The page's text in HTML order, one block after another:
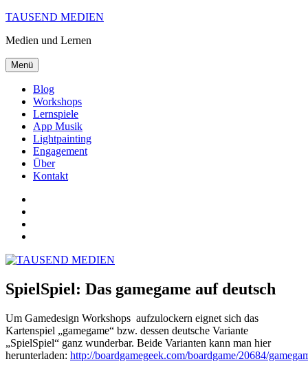
Zum
springen
TAUSEND MEDIEN
Medien und Lernen
Menü
Blog
Workshops
Lernspiele
App Musik
Lightpainting
Engagement
Über
Kontakt
SpielSpiel: Das gamegame auf deutsch
Um Gamedesign Workshops aufzulockern eignet sich das
Kartenspiel „gamegame“ bzw. dessen deutsche Variante
„SpielSpiel“ ganz wunderbar. Beide Varianten kann man hier
herunterladen: http://boardgamegeek.com/boardgame/20684/